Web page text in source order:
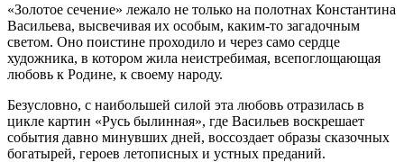
«Золотое сечение» лежало не только на полотнах Константина
Васильева, высвечивая их особым, каким-то загадочным
светом. Оно поистине проходило и через само сердце
художника, в котором жила неистребимая, всепоглощающая
любовь к Родине, к своему народу.
Безусловно, с наибольшей силой эта любовь отразилась в
цикле картин «Русь былинная», где Васильев воскрешает
события давно минувших дней, воссоздает образы сказочных
богатырей, героев летописных и устных преданий.